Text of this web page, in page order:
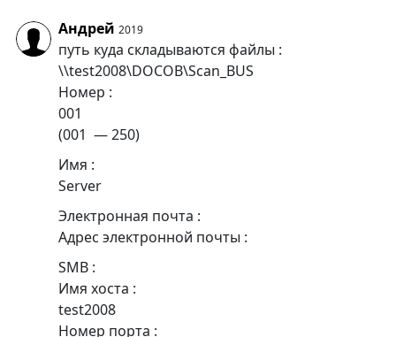
Андрей 2019
путь куда складываются файлы :
\\test2008\DOCOB\Scan_BUS
Номер :
001
(001 — 250)
Имя :
Server
Электронная почта :
Адрес электронной почты :
SMB :
Имя хоста :
test2008
Номер порта :